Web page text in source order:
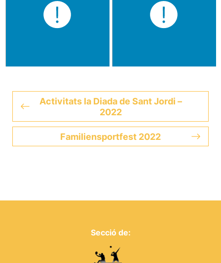
Activitats la Diada de Sant Jordi –
2022
Familiensportfest 2022
Secció de: